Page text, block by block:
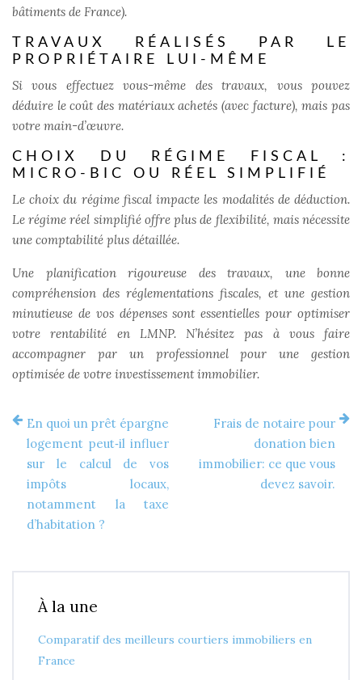
bâtiments de France).
TRAVAUX RÉALISÉS PAR LE
PROPRIÉTAIRE LUI-MÊME
Si vous effectuez vous-même des travaux, vous pouvez
déduire le coût des matériaux achetés (avec facture), mais pas
votre main-d’œuvre.
CHOIX DU RÉGIME FISCAL :
MICRO-BIC OU RÉEL SIMPLIFIÉ
Le choix du régime fiscal impacte les modalités de déduction.
Le régime réel simplifié offre plus de flexibilité, mais nécessite
une comptabilité plus détaillée.
Une planification rigoureuse des travaux, une bonne
compréhension des réglementations fiscales, et une gestion
minutieuse de vos dépenses sont essentielles pour optimiser
votre rentabilité en LMNP. N’hésitez pas à vous faire
accompagner par un professionnel pour une gestion
optimisée de votre investissement immobilier.
En quoi un prêt épargne
logement peut‑il influer
sur le calcul de vos
impôts locaux,
notamment la taxe
d’habitation ?
Frais de notaire pour
donation bien
immobilier: ce que vous
devez savoir.
À la une
Comparatif des meilleurs courtiers immobiliers en
France